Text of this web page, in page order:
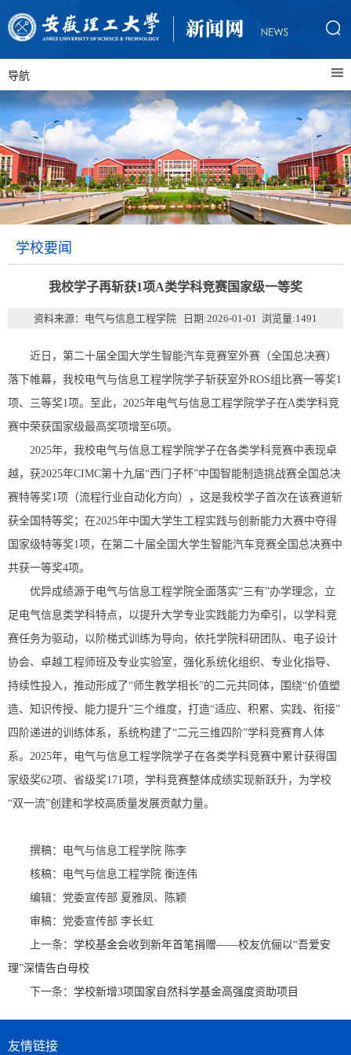
导航
学校要闻
我校学子再斩获1项A类学科竞赛国家级一等奖
资料来源：电气与信息工程学院 日期:2026-01-01 浏览量:1491
近日，第二十届全国大学生智能汽车竞赛室外赛（全国总决赛）
落下帷幕，我校电气与信息工程学院学子斩获室外ROS组比赛一等奖1
项、三等奖1项。至此，2025年电气与信息工程学院学子在A类学科竞
赛中荣获国家级最高奖项增至6项。
2025年，我校电气与信息工程学院学子在各类学科竞赛中表现卓
越，获2025年CIMC第十九届“西门子杯”中国智能制造挑战赛全国总决
赛特等奖1项（流程行业自动化方向），这是我校学子首次在该赛道斩
获全国特等奖；在2025年中国大学生工程实践与创新能力大赛中夺得
国家级特等奖1项，在第二十届全国大学生智能汽车竞赛全国总决赛中
共获一等奖4项。
优异成绩源于电气与信息工程学院全面落实“三有”办学理念，立
足电气信息类学科特点，以提升大学专业实践能力为牵引，以学科竞
赛任务为驱动，以阶梯式训练为导向，依托学院科研团队、电子设计
协会、卓越工程师班及专业实验室，强化系统化组织、专业化指导、
持续性投入，推动形成了“师生教学相长”的二元共同体，围绕“价值塑
造、知识传授、能力提升”三个维度，打造“适应、积累、实践、衔接”
四阶递进的训练体系，系统构建了“二元三维四阶”学科竞赛育人体
系。2025年，电气与信息工程学院学子在各类学科竞赛中累计获得国
家级奖62项、省级奖171项，学科竞赛整体成绩实现新跃升，为学校
“双一流”创建和学校高质量发展贡献力量。
撰稿：电气与信息工程学院 陈李
核稿：电气与信息工程学院 衡连伟
编辑：党委宣传部 夏雅凤、陈颖
审稿：党委宣传部 李长虹
上一条： 学校基金会收到新年首笔捐赠——校友伉俪以“吾爱安
理”深情告白母校
下一条： 学校新增3项国家自然科学基金高强度资助项目
友情链接